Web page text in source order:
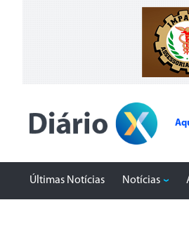
Últimas Notícias Notícias